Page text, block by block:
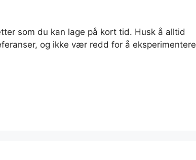
som du kan lage på kort tid. Husk å alltid
og ikke vær redd for å eksperimentere